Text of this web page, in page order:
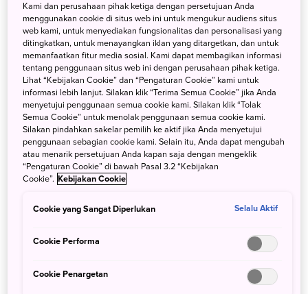
[Blog] Snorkeling dengan Lumba-Lumba di Pulau
Miyakejima: Pertemuan Ajaib di Jepang!
27 Juni 2023 Marischka Prue
Kami dan perusahaan pihak ketiga dengan persetujuan Anda
menggunakan cookie di situs web ini untuk mengukur audiens situs
web kami, untuk menyediakan fungsionalitas dan personalisasi yang
ditingkatkan, untuk menayangkan iklan yang ditargetkan, dan untuk
memanfaatkan fitur media sosial. Kami dapat membagikan informasi
tentang penggunaan situs web ini dengan perusahaan pihak ketiga.
Lihat “Kebijakan Cookie” dan “Pengaturan Cookie” kami untuk
informasi lebih lanjut. Silakan klik “Terima Semua Cookie” jika Anda
menyetujui penggunaan semua cookie kami. Silakan klik “Tolak
Semua Cookie” untuk menolak penggunaan semua cookie kami.
Silakan pindahkan sakelar pemilih ke aktif jika Anda menyetujui
penggunaan sebagian cookie kami. Selain itu, Anda dapat mengubah
atau menarik persetujuan Anda kapan saja dengan mengeklik
“Pengaturan Cookie” di bawah Pasal 3.2 “Kebijakan
Cookie”. Kebijakan Cookie
Cookie yang Sangat Diperlukan Selalu Aktif
Cookie Performa
Cookie Penargetan